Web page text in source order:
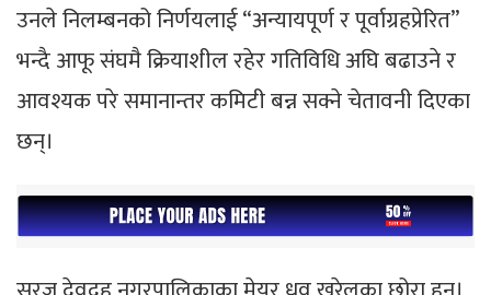
उनले निलम्बनको निर्णयलाई “अन्यायपूर्ण र पूर्वाग्रहप्रेरित”
भन्दै आफू संघमै क्रियाशील रहेर गतिविधि अघि बढाउने र
आवश्यक परे समानान्तर कमिटी बन्न सक्ने चेतावनी दिएका
छन्।